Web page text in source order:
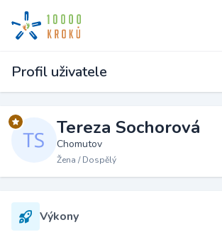
Profil uživatele
Tereza Sochorová
Chomutov
Žena / Dospělý
Výkony